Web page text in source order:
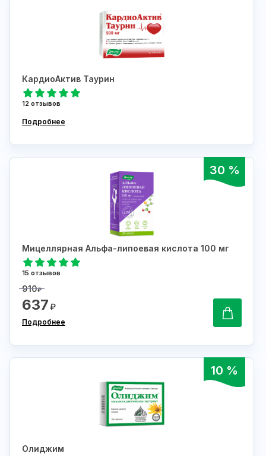
КардиоАктив Таурин
12 отзывов
Подробнее
30 %
Мицеллярная Альфа-липоевая кислота 100 мг
15 отзывов
910₽
637₽
Подробнее
10 %
Олиджим